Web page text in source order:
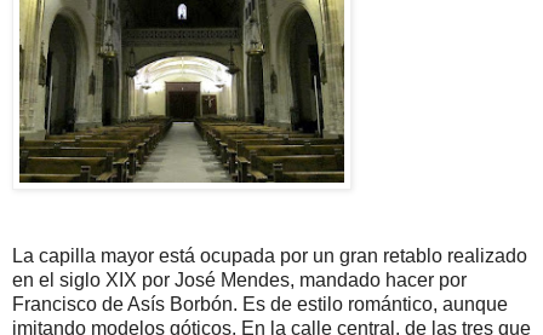
La capilla mayor está ocupada por un gran retablo realizado
en el siglo XIX por José Mendes, mandado hacer por
Francisco de Asís Borbón. Es de estilo romántico, aunque
imitando modelos góticos. En la calle central, de las tres que